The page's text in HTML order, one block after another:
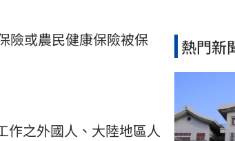
險或農民健康保險被保
作之外國人、大陸地區人
熱門新